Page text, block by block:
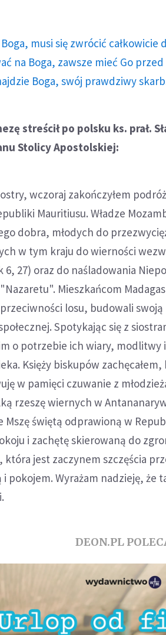
musi się zwrócić
na Boga, zawsze mieć Go
Boga, swój prawdziwy
streścił po polsku ks. prał.
Stolicy Apostolskiej:
wczoraj zakończyłem
Mauritiusu. Władze
dobra, młodych do
w tym kraju do wierności
6, 27) oraz do naśladowania
Mieszkańcom
losu, budowali
Spotykając się z
o potrzebie ich wiary, modlitwy
Księży biskupów
w pamięci czuwanie z
rzeszę wiernych w
Mszę świętą odprawioną w
i zachętę skierowaną do
która jest zaczynem szczęścia
pokojem. Wyrażam nadzieję, że
DEON.PL